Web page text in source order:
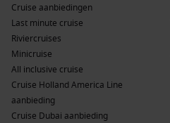
Cruise aanbiedingen
Last minute cruise
Riviercruises
Minicruise
All inclusive cruise
Cruise Holland America Line
aanbieding
Cruise Dubai aanbieding